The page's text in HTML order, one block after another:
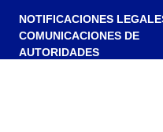
NOTIFICACIONES
COMUNICACIONES DE
AUTORIDADES